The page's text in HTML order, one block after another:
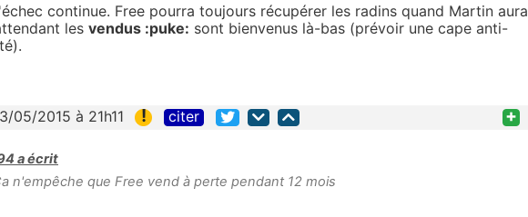
continue. Free pourra toujours récupérer les radins quand Martin aura
les vendus :puke: sont bienvenus là-bas (prévoir une cape anti-
05/2015 à 21h11 ! citer +
a écrit
n'empêche que Free vend à perte pendant 12 mois